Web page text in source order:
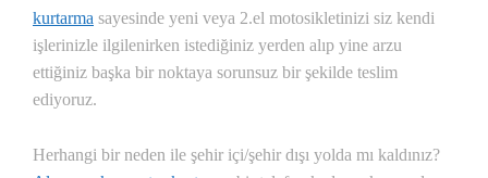
kurtarma sayesinde yeni veya 2.el motosikletinizi siz kendi
işlerinizle ilgilenirken istediğiniz yerden alıp yine arzu
ettiğiniz başka bir noktaya sorunsuz bir şekilde teslim
ediyoruz.
Herhangi bir neden ile şehir içi/şehir dışı yolda mı kaldınız?